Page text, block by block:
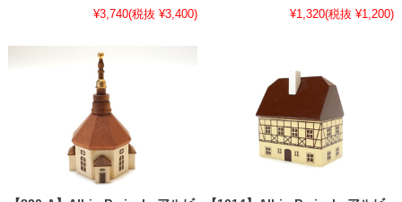
¥3,740(税抜 ¥3,400)
¥1,320(税抜 ¥1,200)